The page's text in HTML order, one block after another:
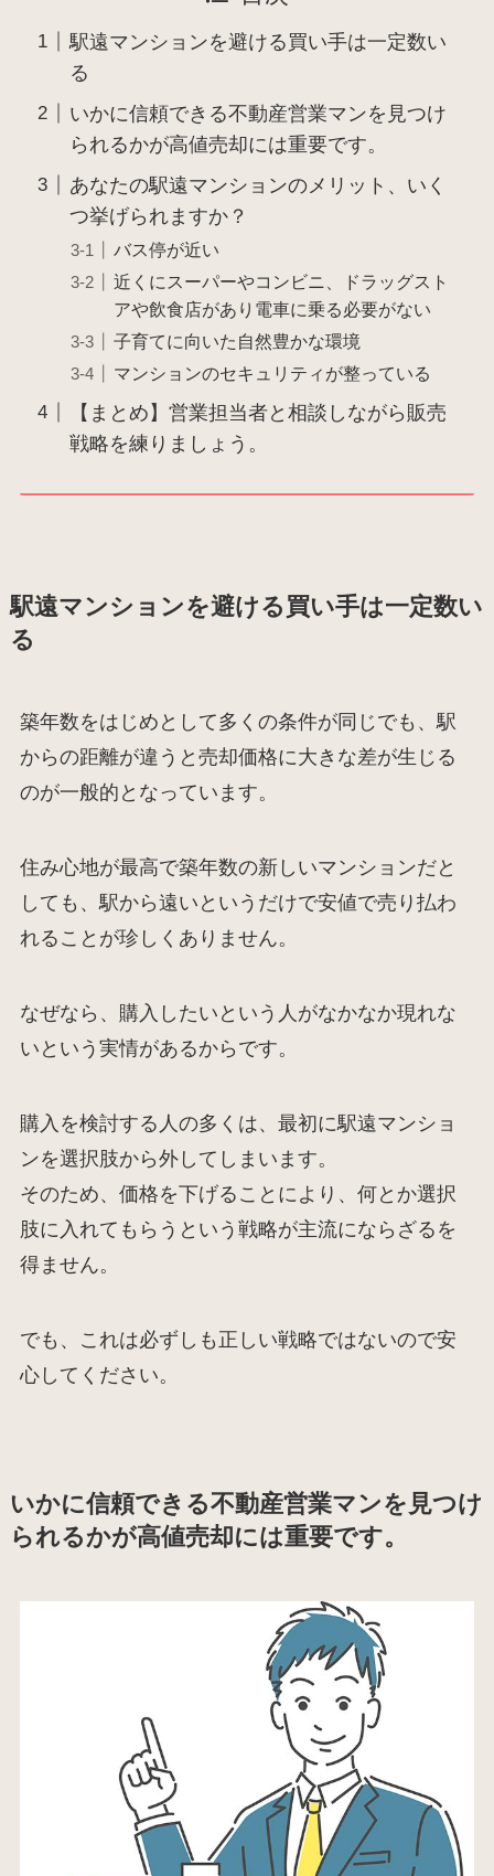
駅遠マンションを避ける買い手は一定数い
る
いかに信頼できる不動産営業マンを見つけ
られるかが高値売却には重要です。
あなたの駅遠マンションのメリット、いく
つ挙げられますか？
バス停が近い
近くにスーパーやコンビニ、ドラッグスト
アや飲食店があり電車に乗る必要がない
子育てに向いた自然豊かな環境
マンションのセキュリティが整っている
【まとめ】営業担当者と相談しながら販売
戦略を練りましょう。
駅遠マンションを避ける買い手は一定数い
る
築年数をはじめとして多くの条件が同じでも、駅
からの距離が違うと売却価格に大きな差が生じる
のが一般的となっています。
住み心地が最高で築年数の新しいマンションだと
しても、駅から遠いというだけで安値で売り払わ
れることが珍しくありません。
なぜなら、購入したいという人がなかなか現れな
いという実情があるからです。
購入を検討する人の多くは、最初に駅遠マンショ
ンを選択肢から外してしまいます。
そのため、価格を下げることにより、何とか選択
肢に入れてもらうという戦略が主流にならざるを
得ません。
でも、これは必ずしも正しい戦略ではないので安
心してください。
いかに信頼できる不動産営業マンを見つけ
られるかが高値売却には重要です。